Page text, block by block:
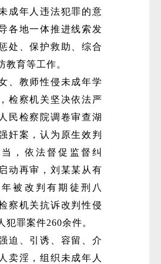
成年人违法犯罪的意
各地一体推进线索发
处、保护救助、综合
教育等工作。
、教师性侵未成年学
检察机关坚决依法严
民检察院调卷审查湖
奸案，认为原生效判
，依法督促监督纠
动再审，刘某某从有
被改判有期徒刑八
察机关抗诉改判性侵
犯罪案件260余件。
迫、引诱、容留、介
卖淫，组织未成年人